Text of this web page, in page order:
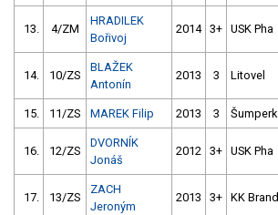
13. 4/ZM
HRADILEK
Bořivoj
2014 3+ USK Pha
14. 10/ZS
BLAŽEK
Antonín
2013 3 Litovel
15. 11/ZS MAREK Filip 2013 3 Šumperk
16. 12/ZS
DVORNÍK
Jonáš
2012 3+ USK Pha
17. 13/ZS
ZACH
Jeroným
2013 3+ KK Brand